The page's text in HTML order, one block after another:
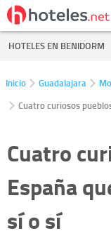
HOTELES EN BENIDORM
Inicio Guadalajara
Cuatro curiosos
Cuatro
España
sí o sí